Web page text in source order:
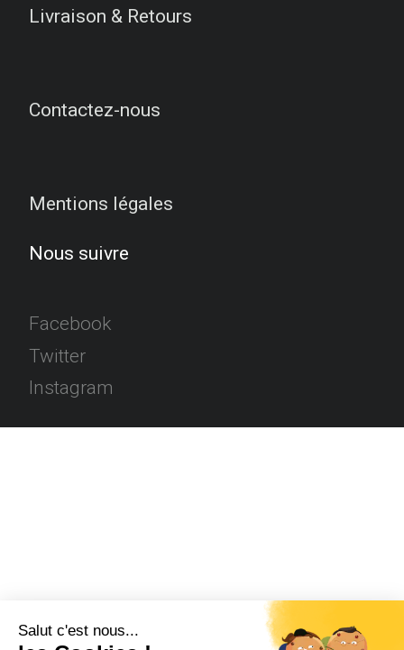
Livraison & Retours
Contactez-nous
Mentions légales
Nous suivre
Facebook
Twitter
Instagram